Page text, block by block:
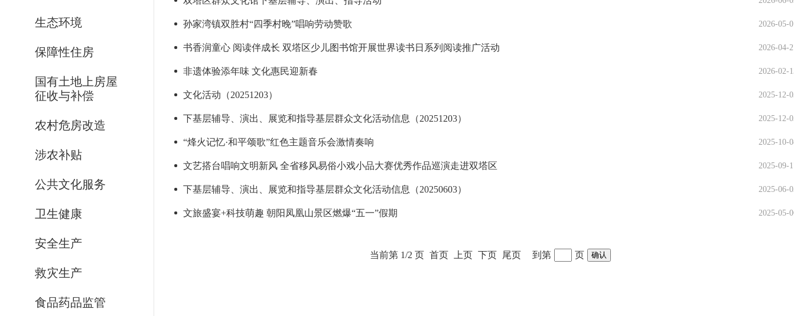
生态环境
保障性住房
国有土地上房屋
征收与补偿
农村危房改造
涉农补贴
公共文化服务
卫生健康
安全生产
救灾生产
食品药品监管
孙家湾镇双胜村“四季村晚”唱响劳动赞歌 2026-05-
书香润童心 阅读伴成长 双塔区少儿图书馆开展世界读书日系列阅读推广活动 2026-04-
非遗体验添年味 文化惠民迎新春 2026-02-
文化活动（20251203） 2025-12-
下基层辅导、演出、展览和指导基层群众文化活动信息（20251203） 2025-12-
“烽火记忆·和平颂歌”红色主题音乐会激情奏响 2025-10-
文艺搭台唱响文明新风 全省移风易俗小戏小品大赛优秀作品巡演走进双塔区 2025-09-
下基层辅导、演出、展览和指导基层群众文化活动信息（20250603） 2025-06-
文旅盛宴+科技萌趣 朝阳凤凰山景区燃爆“五一”假期 2025-05-
当前第 1/2 页 首页 上页 下页 尾页 到第 页